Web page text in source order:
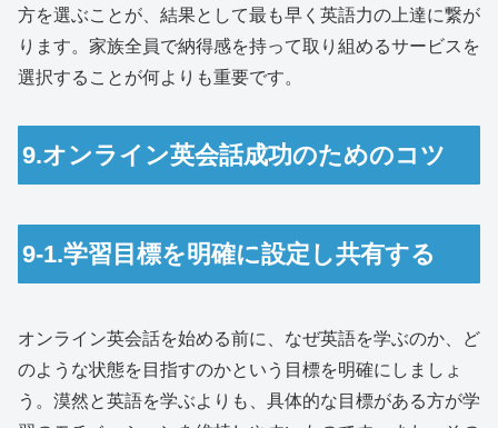
方を選ぶことが、結果として最も早く英語力の上達に繋が
ります。家族全員で納得感を持って取り組めるサービスを
選択することが何よりも重要です。
9.オンライン英会話成功のためのコツ
9-1.学習目標を明確に設定し共有する
オンライン英会話を始める前に、なぜ英語を学ぶのか、ど
のような状態を目指すのかという目標を明確にしましょ
う。漠然と英語を学ぶよりも、具体的な目標がある方が学